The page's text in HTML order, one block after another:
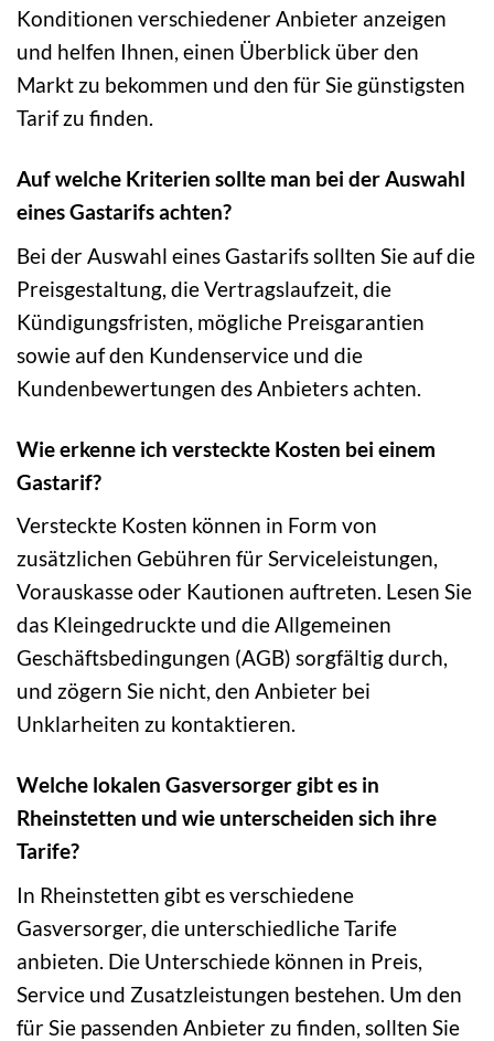
Konditionen verschiedener Anbieter anzeigen
und helfen Ihnen, einen Überblick über den
Markt zu bekommen und den für Sie günstigsten
Tarif zu finden.
Auf welche Kriterien sollte man bei der Auswahl
eines Gastarifs achten?
Bei der Auswahl eines Gastarifs sollten Sie auf die
Preisgestaltung, die Vertragslaufzeit, die
Kündigungsfristen, mögliche Preisgarantien
sowie auf den Kundenservice und die
Kundenbewertungen des Anbieters achten.
Wie erkenne ich versteckte Kosten bei einem
Gastarif?
Versteckte Kosten können in Form von
zusätzlichen Gebühren für Serviceleistungen,
Vorauskasse oder Kautionen auftreten. Lesen Sie
das Kleingedruckte und die Allgemeinen
Geschäftsbedingungen (AGB) sorgfältig durch,
und zögern Sie nicht, den Anbieter bei
Unklarheiten zu kontaktieren.
Welche lokalen Gasversorger gibt es in
Rheinstetten und wie unterscheiden sich ihre
Tarife?
In Rheinstetten gibt es verschiedene
Gasversorger, die unterschiedliche Tarife
anbieten. Die Unterschiede können in Preis,
Service und Zusatzleistungen bestehen. Um den
für Sie passenden Anbieter zu finden, sollten Sie